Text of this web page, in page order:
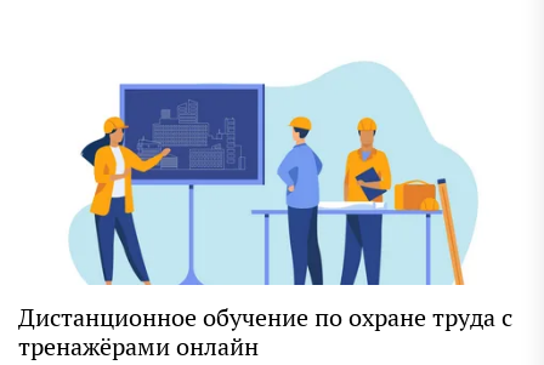
Дистанционное обучение по охране труда с
тренажёрами онлайн